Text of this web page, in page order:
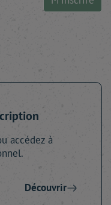
accédez à
Découvrir